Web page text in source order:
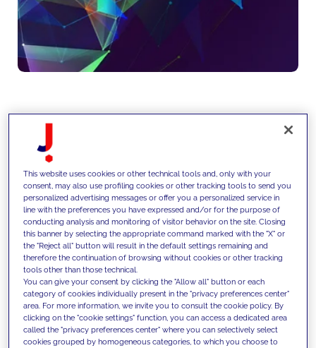
Engineering- und
Betriebsleistungen für
Technologieplattformen - und
stellen durch DevOps, Monitoring
und Wartung deren
Skalierbarkeit, Zuverlässigkeit
und kontinuierliche
Weiterentwicklung sicher.
This website uses cookies or other technical tools and, only with your
consent, may also use profiling cookies or other tracking tools to send you
personalized advertising messages or offer you a personalized service in
line with the preferences you have expressed and/or for the purpose of
conducting analysis and monitoring of visitor behavior on the site. Closing
this banner by selecting the appropriate command marked with the "X" or
the "Reject all" button will result in the default settings remaining and
therefore the continuation of browsing without cookies or other tracking
tools other than those technical.
You can give your consent by clicking the "Allow all" button or each
category of cookies individually present in the "privacy preferences center"
area. For more information, we invite you to consult the cookie policy. By
clicking on the "cookie settings" function, you can access a dedicated area
called the "privacy preferences center" where you can selectively select
cookies grouped by homogeneous categories, to which you choose to